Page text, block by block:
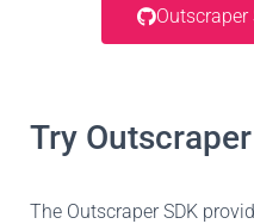
Outscraper
Try
The Outscraper SDK